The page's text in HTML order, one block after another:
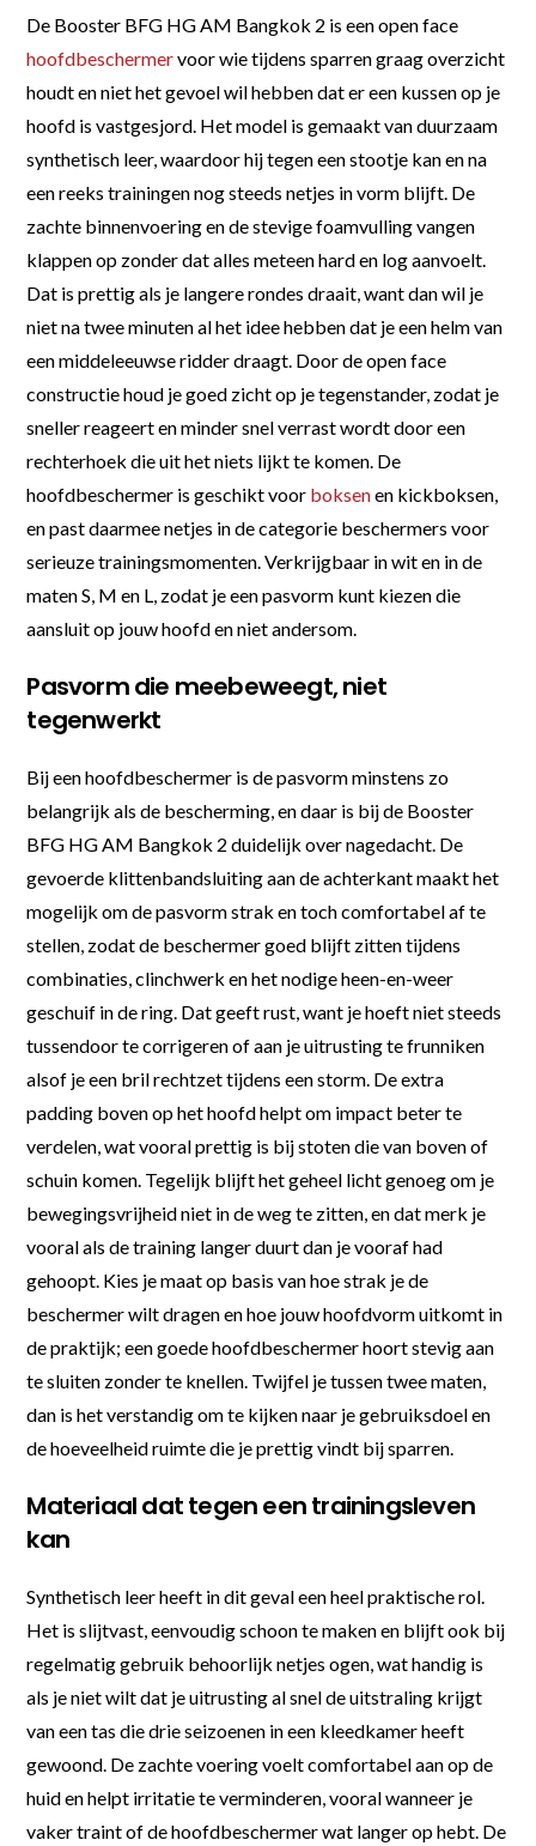
De Booster BFG HG AM Bangkok 2 is een open face
hoofdbeschermervoor wie tijdens sparren graag overzicht
houdt en niet het gevoel wil hebben dat er een kussen op je
hoofd is vastgesjord. Het model is gemaakt van duurzaam
synthetisch leer, waardoor hij tegen een stootje kan en na
een reeks trainingen nog steeds netjes in vorm blijft. De
zachte binnenvoering en de stevige foamvulling vangen
klappen op zonder dat alles meteen hard en log aanvoelt.
Dat is prettig als je langere rondes draait, want dan wil je
niet na twee minuten al het idee hebben dat je een helm van
een middeleeuwse ridder draagt. Door de open face
constructie houd je goed zicht op je tegenstander, zodat je
sneller reageert en minder snel verrast wordt door een
rechterhoek die uit het niets lijkt te komen. De
hoofdbeschermer is geschikt voor boksenen kickboksen,
en past daarmee netjes in de categorie beschermers voor
serieuze trainingsmomenten. Verkrijgbaar in wit en in de
maten S, M en L, zodat je een pasvorm kunt kiezen die
aansluit op jouw hoofd en niet andersom.
Pasvorm die meebeweegt, niet
tegenwerkt
Bij een hoofdbeschermer is de pasvorm minstens zo
belangrijk als de bescherming, en daar is bij de Booster
BFG HG AM Bangkok 2 duidelijk over nagedacht. De
gevoerde klittenbandsluiting aan de achterkant maakt het
mogelijk om de pasvorm strak en toch comfortabel af te
stellen, zodat de beschermer goed blijft zitten tijdens
combinaties, clinchwerk en het nodige heen-en-weer
geschuif in de ring. Dat geeft rust, want je hoeft niet steeds
tussendoor te corrigeren of aan je uitrusting te frunniken
alsof je een bril rechtzet tijdens een storm. De extra
padding boven op het hoofd helpt om impact beter te
verdelen, wat vooral prettig is bij stoten die van boven of
schuin komen. Tegelijk blijft het geheel licht genoeg om je
bewegingsvrijheid niet in de weg te zitten, en dat merk je
vooral als de training langer duurt dan je vooraf had
gehoopt. Kies je maat op basis van hoe strak je de
beschermer wilt dragen en hoe jouw hoofdvorm uitkomt in
de praktijk; een goede hoofdbeschermer hoort stevig aan
te sluiten zonder te knellen. Twijfel je tussen twee maten,
dan is het verstandig om te kijken naar je gebruiksdoel en
de hoeveelheid ruimte die je prettig vindt bij sparren.
Materiaal dat tegen een trainingsleven
kan
Synthetisch leer heeft in dit geval een heel praktische rol.
Het is slijtvast, eenvoudig schoon te maken en blijft ook bij
regelmatig gebruik behoorlijk netjes ogen, wat handig is
als je niet wilt dat je uitrusting al snel de uitstraling krijgt
van een tas die drie seizoenen in een kleedkamer heeft
gewoond. De zachte voering voelt comfortabel aan op de
huid en helpt irritatie te verminderen, vooral wanneer je
vaker traint of de hoofdbeschermer wat langer op hebt. De